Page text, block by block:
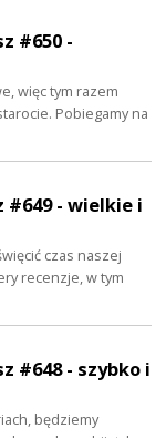
#650 -
więc tym razem
Pobiegamy na
#649 - wielkie i
czas naszej
recenzje, w tym
#648 - szybko i
będziemy